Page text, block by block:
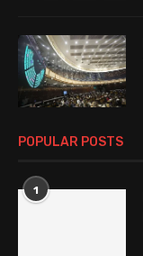
POPULAR POSTS
1